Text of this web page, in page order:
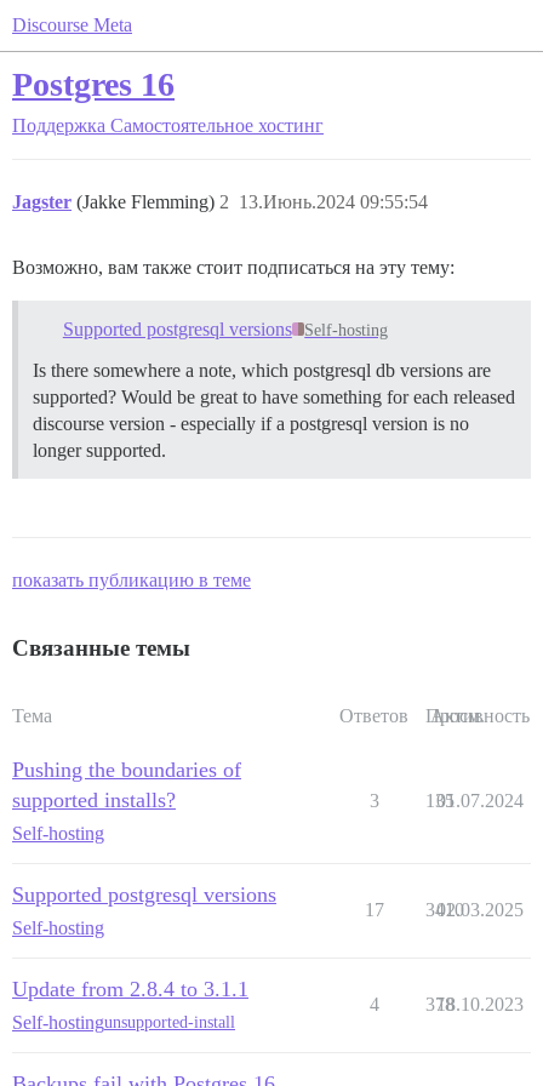
Discourse Meta
Postgres 16
Поддержка Самостоятельное хостинг
Jagster (Jakke Flemming) 13.Июнь.2024 09:55:54
2
Возможно, вам также стоит подписаться на эту тему:
Supported postgresql versions Self-hosting
Is there somewhere a note, which postgresql db versions are
supported? Would be great to have something for each released
discourse version - especially if a postgresql version is no
longer supported.
показать публикацию в теме
Связанные темы
Тема Ответов Просм.
Активность
Pushing the boundaries of
supported installs?
Self-hosting
3 135
01.07.2024
Supported postgresql versions
Self-hosting
17 3410
02.03.2025
Update from 2.8.4 to 3.1.1
Self-hostingunsupported-install
4 378
18.10.2023